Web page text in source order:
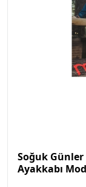
Soğuk Günler
Ayakkabı